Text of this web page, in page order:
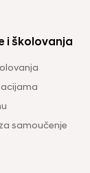
i školovanja
samoučenje